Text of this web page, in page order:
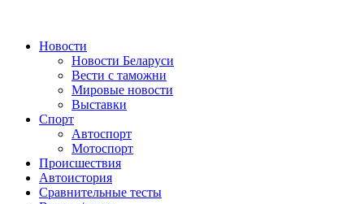
Сайт про автомобили
Новости
Новости Беларуси
Вести с таможни
Мировые новости
Выставки
Спорт
Автоспорт
Мотоспорт
Происшествия
Автоистория
Сравнительные тесты